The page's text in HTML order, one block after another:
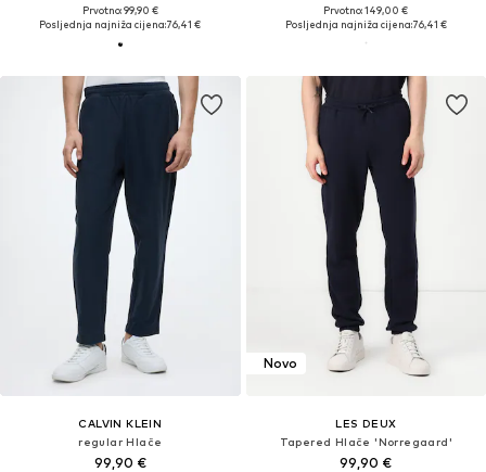
Prvotno: 99,90 €
Posljednja najniža cijena:76,41 €
Prvotno: 149,00 €
Posljednja najniža cijena:76,41 €
CALVIN KLEIN
regular Hlače
99,90 €
Novo
LES DEUX
Tapered Hlače 'Norregaard'
99,90 €